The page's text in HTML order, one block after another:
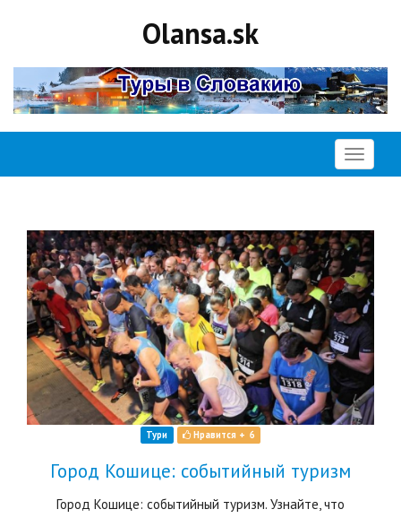
Olansa.sk
Открыть
меню
Тури Нравится + 6
Город Кошице: cобытийный туризм
Город Кошице: cобытийный туризм. Узнайте, что